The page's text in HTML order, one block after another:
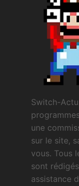
Switch-
une
sur le site,
vous. Tous
sont
assistance